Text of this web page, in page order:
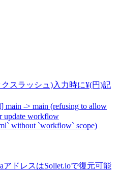
スラッシュ)入力時に¥(円)記
main -> main (refusing to allow
update workflow
without `workflow` scope)
アドレスはSollet.ioで復元可能